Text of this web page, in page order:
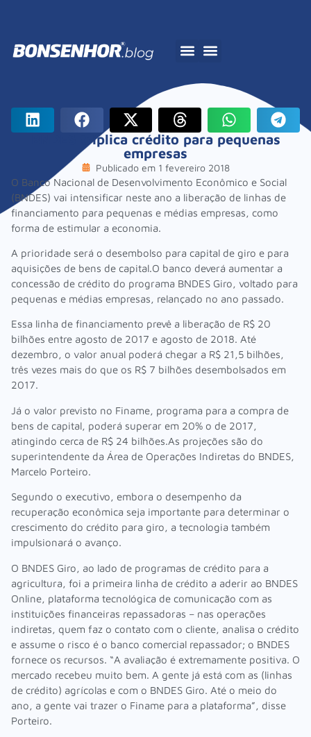
BNDES triplica crédito para pequenas
empresas
Publicado em 1 fevereiro 2018
O Banco Nacional de Desenvolvimento Econômico e Social
(BNDES) vai intensificar neste ano a liberação de linhas de
financiamento para pequenas e médias empresas, como
forma de estimular a economia.
A prioridade será o desembolso para capital de giro e para
aquisições de bens de capital.O banco deverá aumentar a
concessão de crédito do programa BNDES Giro, voltado para
pequenas e médias empresas, relançado no ano passado.
Essa linha de financiamento prevê a liberação de R$ 20
bilhões entre agosto de 2017 e agosto de 2018. Até
dezembro, o valor anual poderá chegar a R$ 21,5 bilhões,
três vezes mais do que os R$ 7 bilhões desembolsados em
2017.
Já o valor previsto no Finame, programa para a compra de
bens de capital, poderá superar em 20% o de 2017,
atingindo cerca de R$ 24 bilhões.As projeções são do
superintendente da Área de Operações Indiretas do BNDES,
Marcelo Porteiro.
Segundo o executivo, embora o desempenho da
recuperação econômica seja importante para determinar o
crescimento do crédito para giro, a tecnologia também
impulsionará o avanço.
O BNDES Giro, ao lado de programas de crédito para a
agricultura, foi a primeira linha de crédito a aderir ao BNDES
Online, plataforma tecnológica de comunicação com as
instituições financeiras repassadoras – nas operações
indiretas, quem faz o contato com o cliente, analisa o crédito
e assume o risco é o banco comercial repassador; o BNDES
fornece os recursos. “A avaliação é extremamente positiva. O
mercado recebeu muito bem. A gente já está com as (linhas
de crédito) agrícolas e com o BNDES Giro. Até o meio do
ano, a gente vai trazer o Finame para a plataforma”, disse
Porteiro.